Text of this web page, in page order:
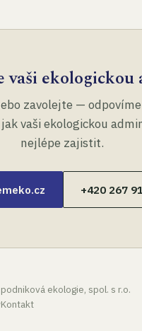
vaši ekologickou
zavolejte —
vaši ekologickou
nejlépe zajistit.
+420 267
ekologie, spol. s r.o.
Kontakt